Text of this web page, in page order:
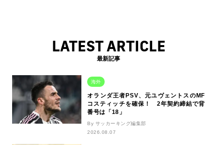
LATEST ARTICLE
最新記事
海外
オランダ王者PSV、元ユヴェントスのMF
コスティッチを確保！ 2年契約締結で背
番号は「18」
By サッカーキング編集部
2026.08.07